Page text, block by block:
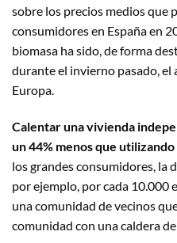
sobre los precios medios que
consumidores en España en
biomasa ha sido, de forma
durante el invierno pasado, el
Europa.
Calentar una vivienda
un 44% menos que
los grandes consumidores, la
por ejemplo, por cada 10.000
una comunidad de vecinos
comunidad con una caldera